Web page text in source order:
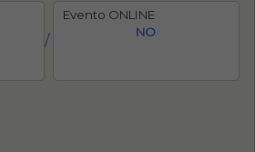
/
Evento ONLINE
NO